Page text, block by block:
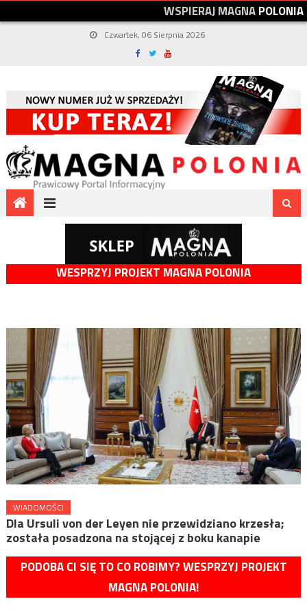
WSPIERAJMAGNAPOLONIA
Czwartek, 06 Sierpnia 2026
WESPRZYJ PROJEKT MAGNA POLONIA
WIADOMOŚCI
Dla Ursuli von der Leyen nie przewidziano krzesła;
została posadzona na stojącej z boku kanapie
PODOBA CI SIĘ TO CO ROBIMY? WESPRZYJ PROJEKT
MAGNA POLONIA!